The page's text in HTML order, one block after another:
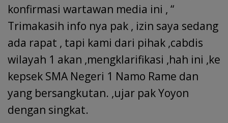
konfirmasi wartawan media ini , “
Trimakasih info nya pak , izin saya sedang
ada rapat , tapi kami dari pihak ,cabdis
wilayah 1 akan ,mengklarifikasi ,hah ini ,ke
kepsek SMA Negeri 1 Namo Rame dan
yang bersangkutan. ,ujar pak Yoyon
dengan singkat.